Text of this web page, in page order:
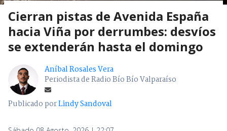
Cierran pistas de Avenida España
hacia Viña por derrumbes: desvíos
se extenderán hasta el domingo
Aníbal Rosales Vera
Periodista de Radio Bío Bío Valparaíso
Publicado porLindy Sandoval